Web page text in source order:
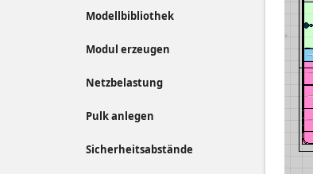
Modellbibliothek
Modul erzeugen
Netzbelastung
Pulk anlegen
Sicherheitsabstände